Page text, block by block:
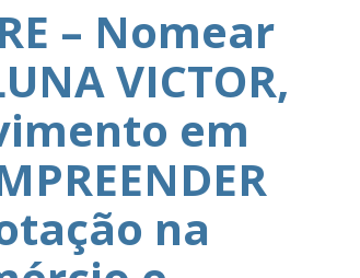
– Nomear
VICTOR,
em
na